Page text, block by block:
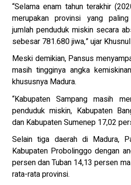
“Selama enam tahun terakhir
merupakan provinsi yang
jumlah penduduk miskin secara
sebesar 781.680 jiwa,” ujar
Meski demikian, Pansus
masih tingginya angka
khususnya Madura.
“Kabupaten Sampang masih
penduduk miskin, Kabupaten
dan Kabupaten Sumenep 17,02
Selain tiga daerah di Madura,
Kabupaten Probolinggo dengan
persen dan Tuban 14,13 persen
rata-rata provinsi.